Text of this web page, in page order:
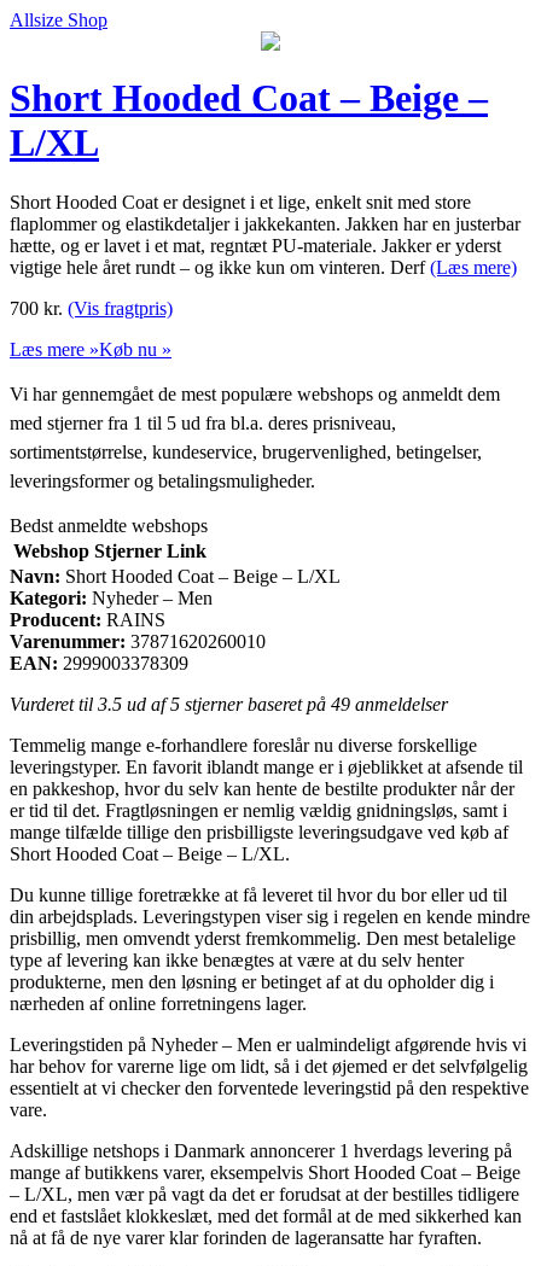
Allsize Shop
Short Hooded Coat – Beige –
L/XL
Short Hooded Coat er designet i et lige, enkelt snit med store
flaplommer og elastikdetaljer i jakkekanten. Jakken har en justerbar
hætte, og er lavet i et mat, regntæt PU-materiale. Jakker er yderst
vigtige hele året rundt – og ikke kun om vinteren. Derf(Læs mere)
700 kr. (Vis fragtpris)
Læs mere »Køb nu »
Vi har gennemgået de mest populære webshops og anmeldt dem
med stjerner fra 1 til 5 ud fra bl.a. deres prisniveau,
sortimentstørrelse, kundeservice, brugervenlighed, betingelser,
leveringsformer og betalingsmuligheder.
Bedst anmeldte webshops
Webshop Stjerner Link
Navn: Short Hooded Coat – Beige – L/XL
Kategori: Nyheder – Men
Producent: RAINS
Varenummer: 37871620260010
EAN: 2999003378309
Vurderet til 3.5 ud af 5 stjerner baseret på 49 anmeldelser
Temmelig mange e-forhandlere foreslår nu diverse forskellige
leveringstyper. En favorit iblandt mange er i øjeblikket at afsende til
en pakkeshop, hvor du selv kan hente de bestilte produkter når der
er tid til det. Fragtløsningen er nemlig vældig gnidningsløs, samt i
mange tilfælde tillige den prisbilligste leveringsudgave ved køb af
Short Hooded Coat – Beige – L/XL.
Du kunne tillige foretrække at få leveret til hvor du bor eller ud til
din arbejdsplads. Leveringstypen viser sig i regelen en kende mindre
prisbillig, men omvendt yderst fremkommelig. Den mest betalelige
type af levering kan ikke benægtes at være at du selv henter
produkterne, men den løsning er betinget af at du opholder dig i
nærheden af online forretningens lager.
Leveringstiden på Nyheder – Men er ualmindeligt afgørende hvis vi
har behov for varerne lige om lidt, så i det øjemed er det selvfølgelig
essentielt at vi checker den forventede leveringstid på den respektive
vare.
Adskillige netshops i Danmark annoncerer 1 hverdags levering på
mange af butikkens varer, eksempelvis Short Hooded Coat – Beige
– L/XL, men vær på vagt da det er forudsat at der bestilles tidligere
end et fastslået klokkeslæt, med det formål at de med sikkerhed kan
nå at få de nye varer klar forinden de lageransatte har fyraften.